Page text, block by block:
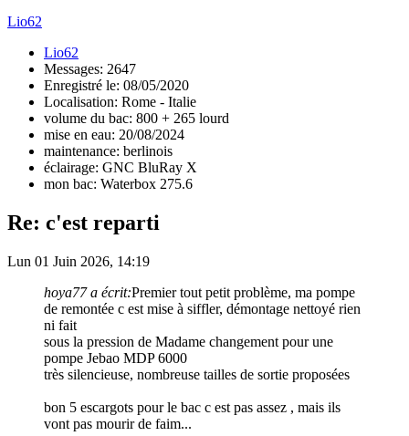
Lio62
Lio62
Messages: 2647
Enregistré le: 08/05/2020
Localisation: Rome - Italie
volume du bac: 800 + 265 lourd
mise en eau: 20/08/2024
maintenance: berlinois
éclairage: GNC BluRay X
mon bac: Waterbox 275.6
Re: c'est reparti
Lun 01 Juin 2026, 14:19
hoya77 a écrit:Premier tout petit problème, ma pompe
de remontée c est mise à siffler, démontage nettoyé rien
ni fait
sous la pression de Madame changement pour une
pompe Jebao MDP 6000
très silencieuse, nombreuse tailles de sortie proposées
bon 5 escargots pour le bac c est pas assez , mais ils
vont pas mourir de faim...